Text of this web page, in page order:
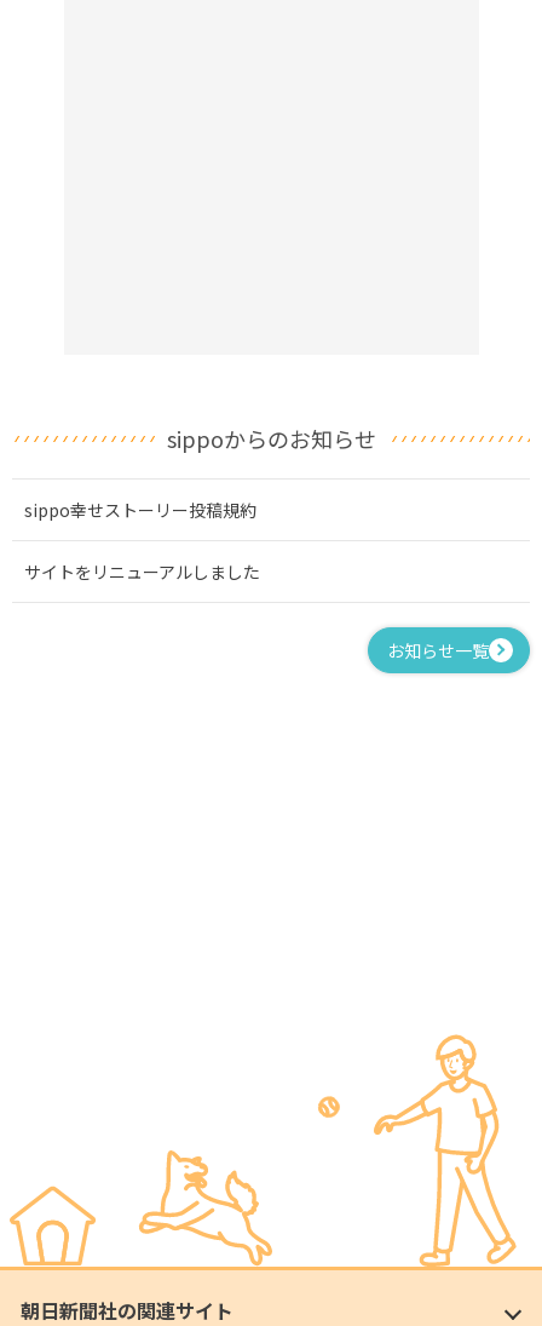
sippoからのお知らせ
sippo幸せストーリー投稿規約
サイトをリニューアルしました
お知らせ一覧
朝日新聞社の関連サイト